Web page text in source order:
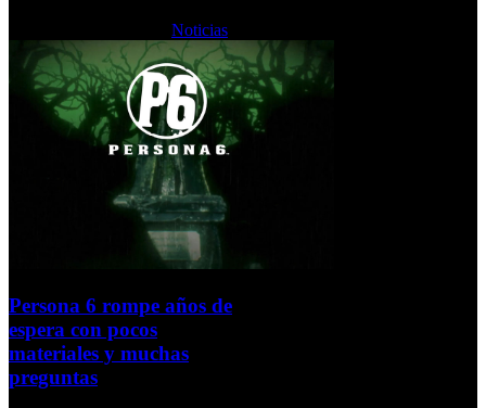
Noticias
Persona 6 rompe años de
espera con pocos
materiales y muchas
preguntas